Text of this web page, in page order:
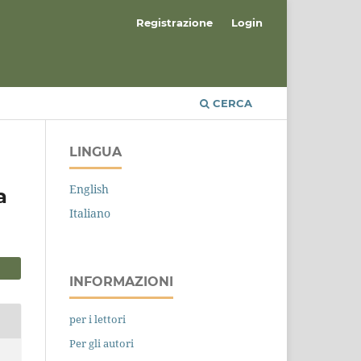
CERCA
Registrazione Login
LINGUA
English
Italiano
INFORMAZIONI
per i lettori
Per gli autori